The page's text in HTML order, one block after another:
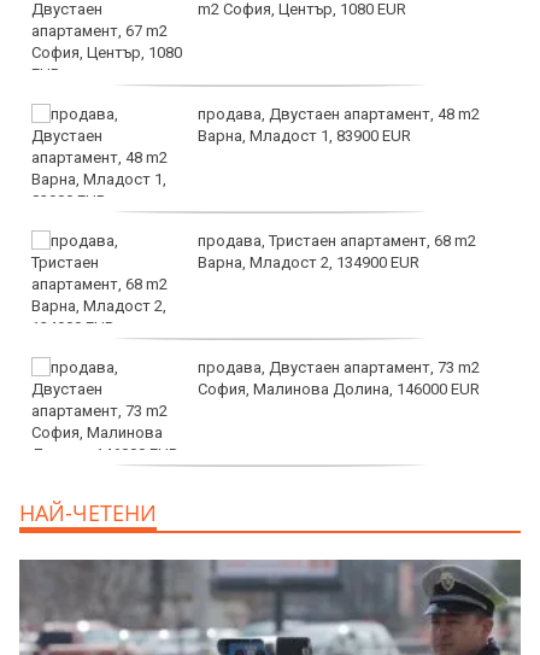
m2 София, Център, 1080 EUR
продава, Двустаен апартамент, 48 m2
Варна, Младост 1, 83900 EUR
продава, Тристаен апартамент, 68 m2
Варна, Младост 2, 134900 EUR
продава, Двустаен апартамент, 73 m2
София, Малинова Долина, 146000 EUR
НАЙ-ЧЕТЕНИ